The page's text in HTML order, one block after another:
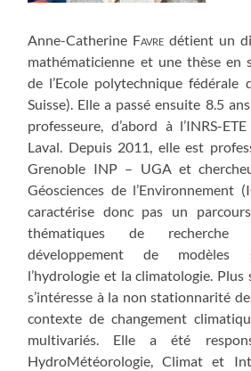
Anne-Catherine Favre détient un
mathématicienne et une thèse en
de l’Ecole polytechnique fédérale
Suisse). Elle a passé ensuite 8.5
professeure, d’abord à l’INRS-
Laval. Depuis 2011, elle est
Grenoble INP – UGA et
Géosciences de l’Environnement
caractérise donc pas un
thématiques de recherche
développement de modèles
l’hydrologie et la climatologie. Plus
s’intéresse à la non stationnarité
contexte de changement
multivariés. Elle a été
HydroMétéorologie, Climat et